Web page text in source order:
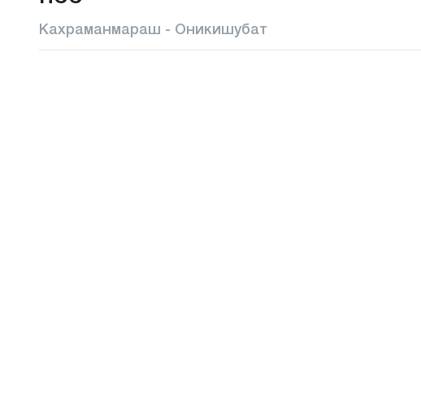
Кахраманмараш - Оникишубат